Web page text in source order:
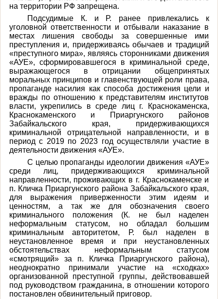
на территории РФ запрещена.
Подсудимые К. и Р. ранее привлекались к
уголовной ответственности и отбывали наказание в
местах лишения свободы за совершенные ими
преступления и, придерживаясь обычаев и традиций
«преступного мира», являясь сторонниками движения
«АУЕ», сформировавшегося в криминальной среде,
выражающегося в отрицании общепринятых
моральных принципов и главенствующей роли права,
пропаганде насилия как способа достижения цели и
вражды по отношению к представителям институтов
власти, укрепились в среде лиц г. Краснокаменска,
Краснокаменского и Приаргунского районов
Забайкальского края, придерживающихся
криминальной отрицательной направленности, и в
период с 2019 по 2023 год осуществляли участие в
деятельности движения «АУЕ».
С целью пропаганды идеологии движения «АУЕ»
среди лиц, придерживающихся криминальной
направленности, проживающих в г. Краснокаменске и
п. Кличка Приаргунского района Забайкальского края,
для выражения приверженности этим идеям и
ценностям, а так же для обозначения своего
криминального положения (К. не был наделен
неформальным статусом, но обладал большим
криминальным авторитетом, Р. был наделен в
неустановленное время и при неустановленных
обстоятельствах неформальным статусом
«смотрящий» за п. Кличка Приаргунского района),
неоднократно принимали участие на «сходках»
организованной преступной группы, действовавшей
под руководством гражданина, в отношении которого
постановлен обвинительный приговор.